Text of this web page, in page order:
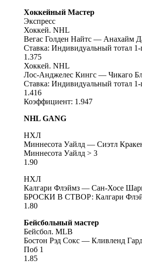
Хоккейный Мастер
Экспресс
Хоккей. NHL
Вегас Голден Найтс — Анахайм
Ставка: Индивидуальный тотал 1-
1.375
Хоккей. NHL
Лос-Анджелес Кингс — Чикаго
Ставка: Индивидуальный тотал 1-
1.416
Коэффициент: 1.947
NHL GANG
НХЛ
Миннесота Уайлд — Сиэтл
Миннесота Уайлд > 3
1.90
НХЛ
Калгари Флэймз — Сан-Хосе
БРОСКИ В СТВОР: Калгари
1.80
Бейсбольный мастер
Бейсбол. MLB
Бостон Рэд Сокс — Кливленд
Поб 1
1.85